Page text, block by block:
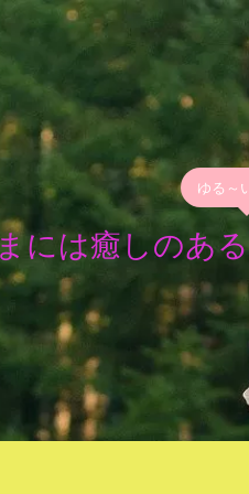
ゆる～
には癒しのあ